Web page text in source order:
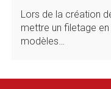
Lors de la création
mettre un filetage
modèles…